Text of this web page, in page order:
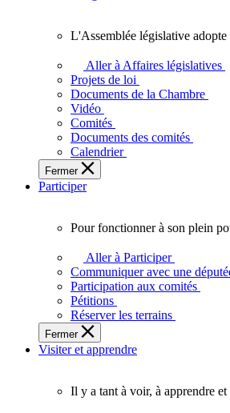
l'Ontario.
législative
adopte
touchent
vie
des
Ontariennes
Ontariens.
L'Assemblée législative
Aller à Affaires législatives
Projets de loi
Documents de la Chambre
Vidéo
Comités
Documents des comités
Calendrier
Fermer
Participer
fonctionner
plein
potentiel,
l'Assemblée
a
besoin
Pour fonctionner à son plein
Aller à Participer
Communiquer avec une
Participation aux comités
Pétitions
Réserver les terrains
Fermer
Visiter et apprendre
Il y a tant à voir, à apprendre